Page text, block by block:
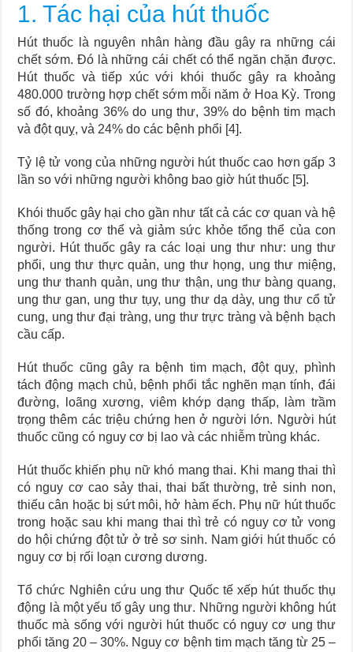
1. Tác hại của hút thuốc
Hút thuốc là nguyên nhân hàng đầu gây ra những cái
chết sớm. Đó là những cái chết có thể ngăn chặn được.
Hút thuốc và tiếp xúc với khói thuốc gây ra khoảng
480.000 trường hợp chết sớm mỗi năm ở Hoa Kỳ. Trong
số đó, khoảng 36% do ung thư, 39% do bệnh tim mạch
và đột quỵ, và 24% do các bệnh phổi [4].
Tỷ lệ tử vong của những người hút thuốc cao hơn gấp 3
lần so với những người không bao giờ hút thuốc [5].
Khói thuốc gây hại cho gần như tất cả các cơ quan và hệ
thống trong cơ thể và giảm sức khỏe tổng thể của con
người. Hút thuốc gây ra các loại ung thư như: ung thư
phổi, ung thư thực quản, ung thư họng, ung thư miệng,
ung thư thanh quản, ung thư thận, ung thư bàng quang,
ung thư gan, ung thư tụy, ung thư dạ dày, ung thư cổ tử
cung, ung thư đại tràng, ung thư trực tràng và bệnh bạch
cầu cấp.
Hút thuốc cũng gây ra bệnh tim mạch, đột quỵ, phình
tách động mạch chủ, bệnh phổi tắc nghẽn mạn tính, đái
đường, loãng xương, viêm khớp dạng thấp, làm trầm
trọng thêm các triệu chứng hen ở người lớn. Người hút
thuốc cũng có nguy cơ bị lao và các nhiễm trùng khác.
Hút thuốc khiến phụ nữ khó mang thai. Khi mang thai thì
có nguy cơ cao sảy thai, thai bất thường, trẻ sinh non,
thiếu cân hoặc bị sứt môi, hở hàm ếch. Phụ nữ hút thuốc
trong hoặc sau khi mang thai thì trẻ có nguy cơ tử vong
do hội chứng đột tử ở trẻ sơ sinh. Nam giới hút thuốc có
nguy cơ bị rối loạn cương dương.
Tổ chức Nghiên cứu ung thư Quốc tế xếp hút thuốc thụ
động là một yếu tố gây ung thư. Những người không hút
thuốc mà sống với người hút thuốc có nguy cơ ung thư
phổi tăng 20 – 30%. Nguy cơ bệnh tim mạch tăng từ 25 –